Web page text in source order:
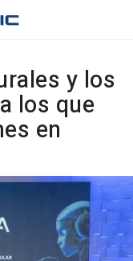
y los
los que
en